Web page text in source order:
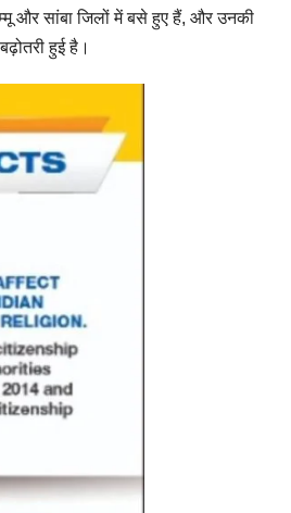
और सांबा जिलों में बसे हुए हैं, और उनकी
हुई है।